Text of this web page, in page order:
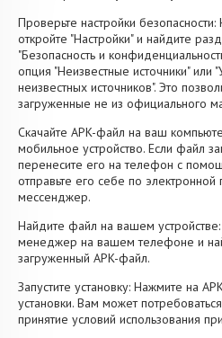
Проверьте настройки
откройте "Настройки" и найдите
"Безопасность и
опция "Неизвестные источники" или
неизвестных источников". Это
загруженные не из официального
Скачайте APK-файл на ваш
мобильное устройство. Если файл
перенесите его на телефон с
отправьте его себе по электронной
мессенджер.
Найдите файл на вашем
менеджер на вашем телефоне и
загруженный APK-файл.
Запустите установку: Нажмите на
установки. Вам может
принятие условий использования